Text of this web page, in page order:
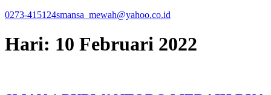
0273-415124smansa_mewah@yahoo.co.id
Hari: 10 Februari 2022